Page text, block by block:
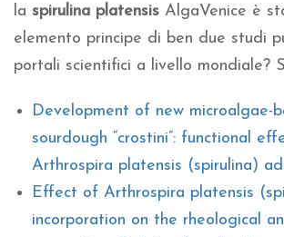
la spirulina platensis AlgaVenice è
elemento principe di ben due studi
portali scientifici a livello mondiale?
Development of new microalgae-
sourdough “crostini”: functional
Arthrospira platensis (spirulina)
Effect of Arthrospira platensis
incorporation on the rheological